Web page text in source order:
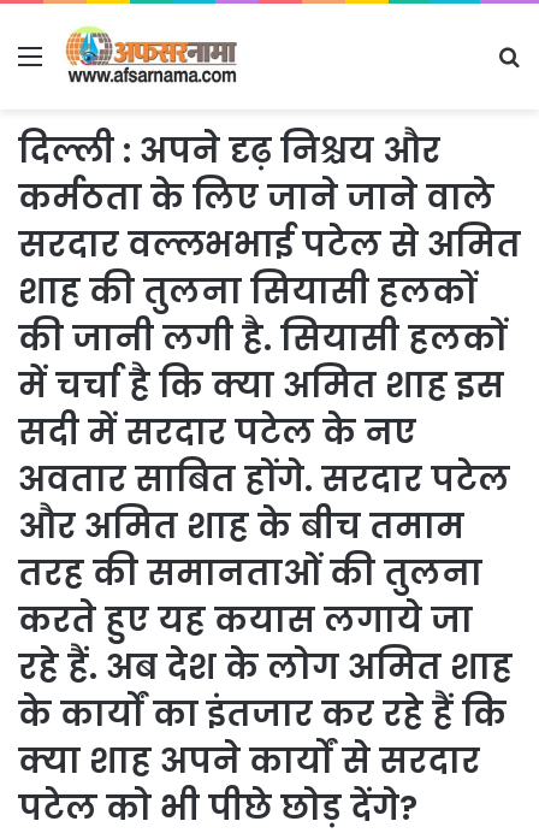
Menu
दिल्ली : अपने दृढ़ निश्चय और
कर्मठता के लिए जाने जाने वाले
सरदार वल्लभभाई पटेल से अमित
शाह की तुलना सियासी हलकों
की जानी लगी है. सियासी हलकों
में चर्चा है कि क्या अमित शाह इस
सदी में सरदार पटेल के नए
अवतार साबित होंगे. सरदार पटेल
और अमित शाह के बीच तमाम
तरह की समानताओं की तुलना
करते हुए यह कयास लगाये जा
रहे हैं. अब देश के लोग अमित शाह
के कार्यों का इंतजार कर रहे हैं कि
क्या शाह अपने कार्यों से सरदार
पटेल को भी पीछे छोड़ देंगे?